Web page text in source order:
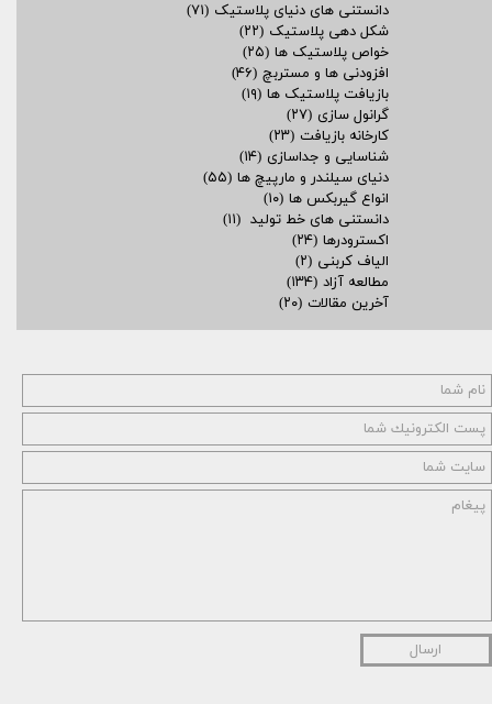
ارسال
دانستنی های دنیای پلاستیک (۷۱)
شکل دهی پلاستیک (۲۲)
خواص پلاستیک ها (۲۵)
افزودنی ها و مستربچ (۴۶)
بازیافت پلاستیک ها (۱۹)
گرانول سازی (۲۷)
کارخانه بازیافت (۲۳)
شناسایی و جداسازی (۱۴)
دنیای سیلندر و مارپیچ ها (۵۵)
انواع گیربکس ها (۱۰)
دانستنی های خط تولید (۱۱)
اکسترودرها (۲۴)
الیاف کربنی (۲)
مطالعه آزاد (۱۳۴)
آخرین مقالات (۲۰)